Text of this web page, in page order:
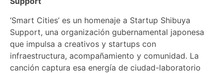
‘Smart Cities’ es un homenaje a Startup Shibuya
Support, una organización gubernamental japonesa
que impulsa a creativos y startups con
infraestructura, acompañamiento y comunidad. La
canción captura esa energía de ciudad-laboratorio